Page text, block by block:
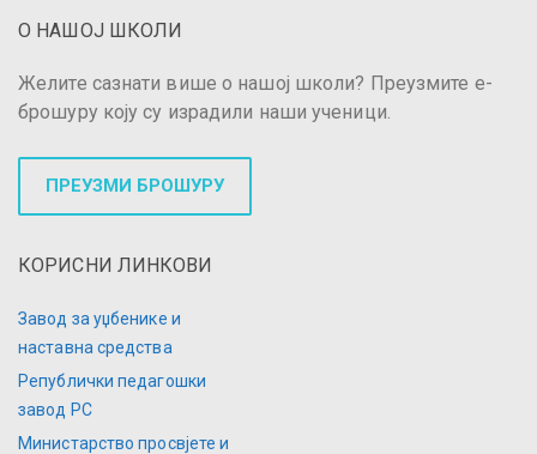
О НАШОЈ ШКОЛИ
Желите сазнати више о нашој школи? Преузмите е-
брошуру коју су израдили наши ученици.
ПРЕУЗМИ БРОШУРУ
КОРИСНИ ЛИНКОВИ
Завод за уџбенике и
наставна средства
Републички педагошки
завод РС
Министарство просвјете и